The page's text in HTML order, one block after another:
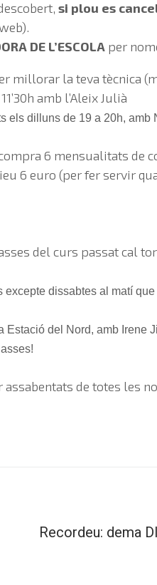
si plou es
DE L’ESCOLA per
millorar la teva tècnica
amb l’Aleix Julià
els dilluns de 19 a 20h, amb
6 mensualitats de
6 euro (per fer servir
del curs passat cal
dissabtes al matí
Estació del Nord, amb Irene
assabentats de totes les
Recordeu: dema